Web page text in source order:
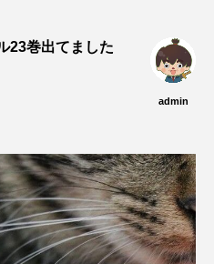
23巻出てました
admin